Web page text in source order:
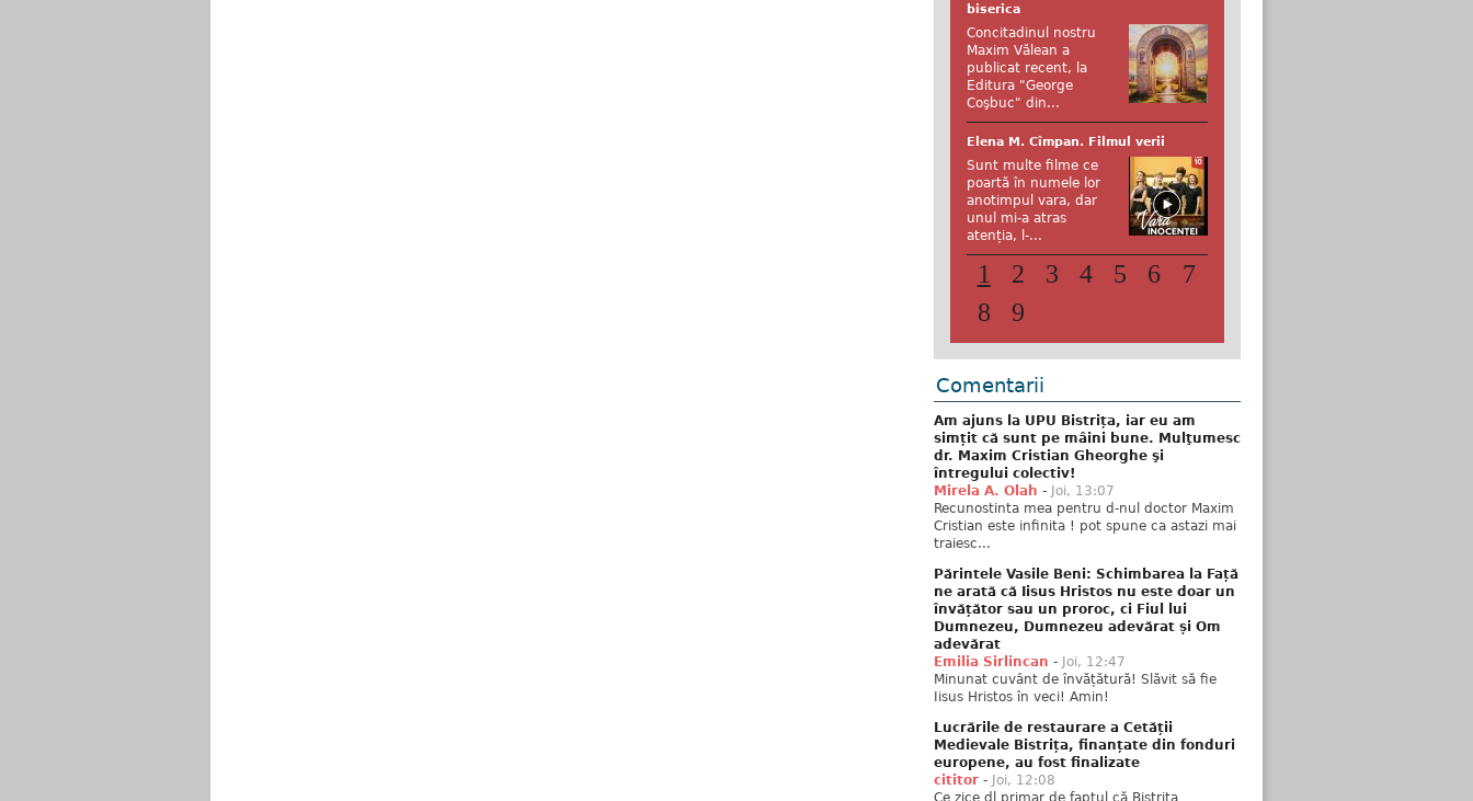
biserica
Concitadinul nostru
Maxim Vălean a
publicat recent, la
Editura "George
Coşbuc" din...
Elena M. Cîmpan. Filmul verii
Sunt multe filme ce
poartă în numele lor
anotimpul vara, dar
unul mi-a atras
atenția, l-...
1 2 3 4 5 6
7
8
9
Comentarii
Am ajuns la UPU Bistrița, iar eu am
simțit că sunt pe mâini bune. Mulţumesc
dr. Maxim Cristian Gheorghe şi
întregului colectiv!
Mirela A. Olah - Joi, 13:07
Recunostinta mea pentru d-nul doctor Maxim
Cristian este infinita ! pot spune ca astazi mai
traiesc...
Părintele Vasile Beni: Schimbarea la Față
ne arată că Iisus Hristos nu este doar un
învățător sau un proroc, ci Fiul lui
Dumnezeu, Dumnezeu adevărat și Om
adevărat
Emilia Sirlincan - Joi, 12:47
Minunat cuvânt de învățătură! Slăvit să fie
Iisus Hristos în veci! Amin!
Lucrările de restaurare a Cetății
Medievale Bistrița, finanțate din fonduri
europene, au fost finalizate
cititor - Joi, 12:08
Ce zice dl primar de faptul că Bistrița